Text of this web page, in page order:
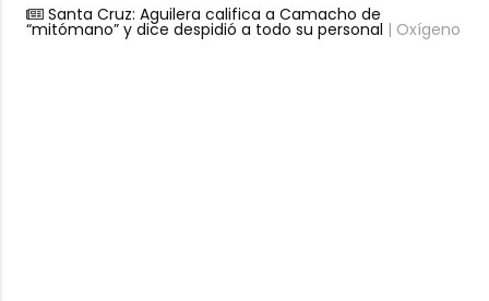
Santa Cruz: Aguilera califica a Camacho de
“mitómano” y dice despidió a todo su personal | Oxígeno